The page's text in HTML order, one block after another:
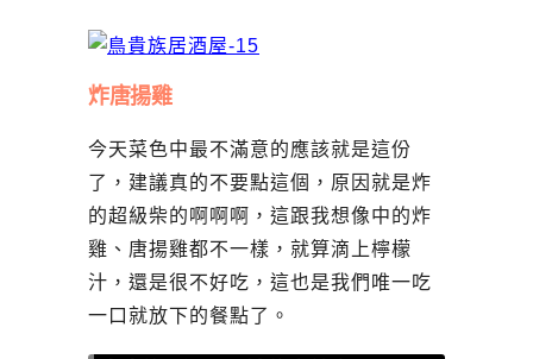
炸唐揚雞
今天菜色中最不滿意的應該就是這份
了，建議真的不要點這個，原因就是炸
的超級柴的啊啊啊，這跟我想像中的炸
雞、唐揚雞都不一樣，就算滴上檸檬
汁，還是很不好吃，這也是我們唯一吃
一口就放下的餐點了。